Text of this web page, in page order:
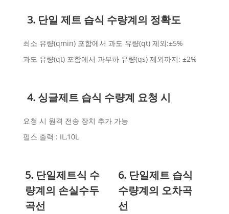
3. 단일 제트 습식 수량계의 정확도
최소 유량(qmin) 포함에서 과도 유량(qt) 제외:±5%
과도 유량(qt) 포함에서 과부하 유량(qs) 제외까지: ±2%
4. 싱글제트 습식 수량계 요청 시
요청 시 원격 전송 장치 추가 가능
펄스 출력 : IL,10L
5. 단일제트식 수
량계의 손실수두
곡선
6. 단일제트 습식
수량계의 오차곡
선